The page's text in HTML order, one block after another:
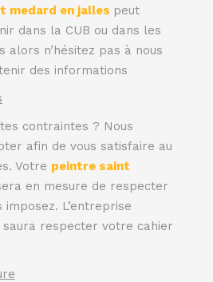
medard en jalles peut
dans la CUB ou dans les
alors n’hésitez pas à nous
des informations
contraintes ? Nous
afin de vous satisfaire au
Votre peintre saint
en mesure de respecter
imposez. L’entreprise
saura respecter votre cahier